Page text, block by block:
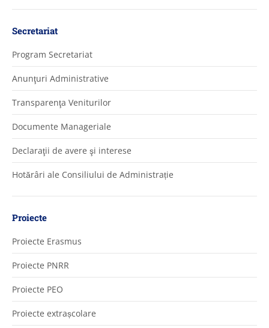
Secretariat
Program Secretariat
Anunţuri Administrative
Transparenţa Veniturilor
Documente Manageriale
Declaraţii de avere şi interese
Hotărâri ale Consiliului de Administrație
Proiecte
Proiecte Erasmus
Proiecte PNRR
Proiecte PEO
Proiecte extrașcolare